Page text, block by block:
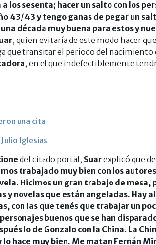
los sesenta; hacer un salto con los
43/43 y tengo ganas de pegar un
década muy buena para estos y
, quien evitaría de este modo hacer
que transitar el período del nacimiento
, en el que indefectiblemente
una cita
Iglesias
del citado portal, Suarexplicó que de
trabajado muy bien con los
Hicimos un gran trabajo de mesa,
y novelas que están angeladas. Hay
con las que tenés que trabajar un
buenos que se han
lo de Gonzalo con la China. La
hace muy bien. Me matan Fernán